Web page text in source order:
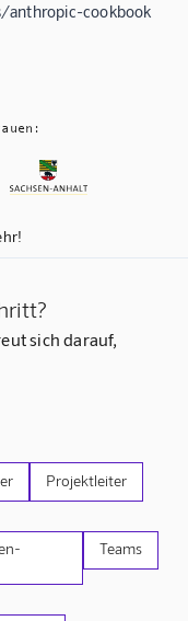
cookbook
sich darauf,
Projektleiter
Teams